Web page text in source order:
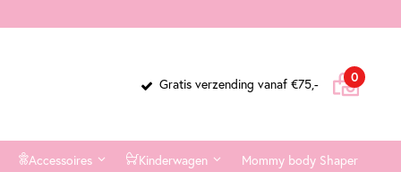
Cart
0items
Gratis verzending vanaf €75,-
Accessoires Kinderwagen Mommy body Shaper